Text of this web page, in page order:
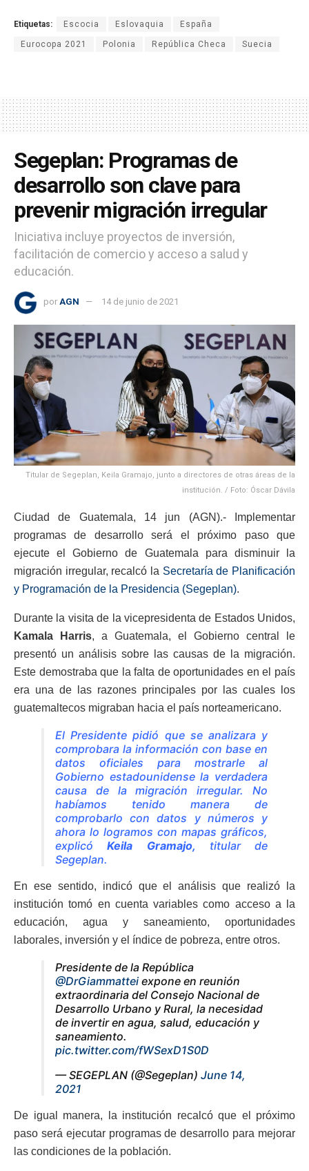
Etiquetas: Escocia Eslovaquia España
Eurocopa 2021 Polonia República Checa Suecia
Segeplan: Programas de
desarrollo son clave para
prevenir migración irregular
Iniciativa incluye proyectos de inversión,
facilitación de comercio y acceso a salud y
educación.
por AGN 14 de junio de 2021
Titular de Segeplan, Keila Gramajo, junto a directores de otras áreas de la
institución. / Foto: Óscar Dávila
Ciudad de Guatemala, 14 jun (AGN).- Implementar
programas de desarrollo será el próximo paso que
ejecute el Gobierno de Guatemala para disminuir la
migración irregular, recalcó la Secretaría de Planificación
y Programación de la Presidencia (Segeplan).
Durante la visita de la vicepresidenta de Estados Unidos,
Kamala Harris, a Guatemala, el Gobierno central le
presentó un análisis sobre las causas de la migración.
Este demostraba que la falta de oportunidades en el país
era una de las razones principales por las cuales los
guatemaltecos migraban hacia el país norteamericano.
El Presidente pidió que se analizara y
comprobara la información con base en
datos oficiales para mostrarle al
Gobierno estadounidense la verdadera
causa de la migración irregular. No
habíamos tenido manera de
comprobarlo con datos y números y
ahora lo logramos con mapas gráficos,
explicóKeila Gramajo, titular de
Segeplan.
En ese sentido, indicó que el análisis que realizó la
institución tomó en cuenta variables como acceso a la
educación, agua y saneamiento, oportunidades
laborales, inversión y el índice de pobreza, entre otros.
Presidente de la República
@DrGiammattei expone en reunión
extraordinaria del Consejo Nacional de
Desarrollo Urbano y Rural, la necesidad
de invertir en agua, salud, educación y
saneamiento.
pic.twitter.com/fWSexD1S0D
— SEGEPLAN (@Segeplan) June 14,
2021
De igual manera, la institución recalcó que el próximo
paso será ejecutar programas de desarrollo para mejorar
las condiciones de la población.